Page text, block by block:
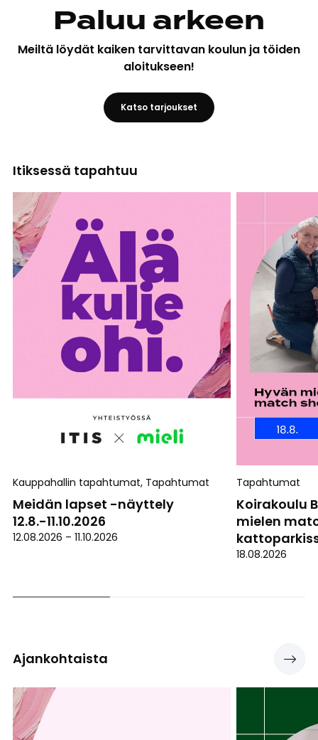
Paluu arkeen
Meiltä löydät kaiken tarvittavan koulun ja töiden
aloitukseen!
Katso tarjoukset
Itiksessä tapahtuu
Kauppahallin tapahtumat, Tapahtumat
Meidän lapset -näyttely
12.8.-11.10.2026
12.08.2026 – 11.10.2026
Tapahtumat
Koirakoulu
mielen
18.08.2026
Ajankohtaista Katso
kaikki